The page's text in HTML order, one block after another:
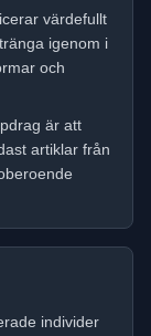
värdefullt
igenom i
och
är att
artiklar från
individer